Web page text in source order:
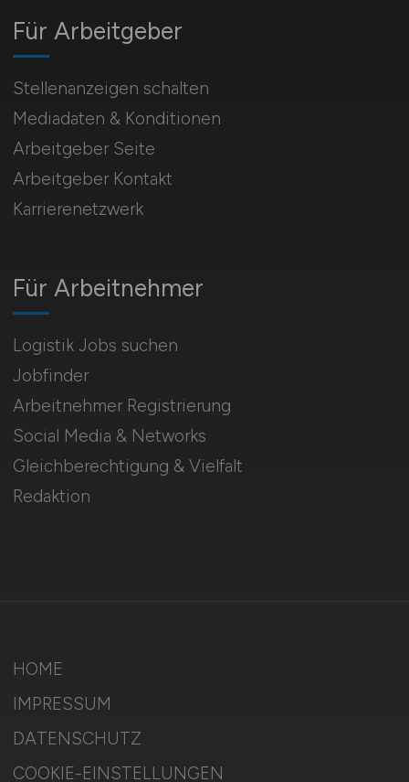
Für Arbeitnehmer
Logistik Jobs suchen
Jobfinder
Arbeitnehmer Registrierung
Social Media & Networks
Gleichberechtigung & Vielfalt
Redaktion
Für Arbeitgeber
Stellenanzeigen schalten
Mediadaten & Konditionen
Arbeitgeber Seite
Arbeitgeber Kontakt
Karrierenetzwerk
HOME
IMPRESSUM
DATENSCHUTZ
COOKIE-EINSTELLUNGEN